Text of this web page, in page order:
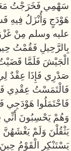
سَهْمِي فَخَرَجْتُ مَعَهُ
هَوْدَجٍ وَأُنْزَلُ فِيهِ
عليه وسلم مِنْ
بِالرَّحِيلِ فَقُمْتُ
الْجَيْشَ فَلَمَّا
صَدْرِي فَإِذَا عِقْدٌ
فَالْتَمَسْتُ عِقْدِي
فَاحْتَمَلُوا هَوْدَجِي
وَهُمْ يَحْسِبُونَ أَنِّي
يَثْقُلْنَ وَلَمْ يَغْشَهُنَّ
يَسْتَنْكِرِ الْقَوْمُ